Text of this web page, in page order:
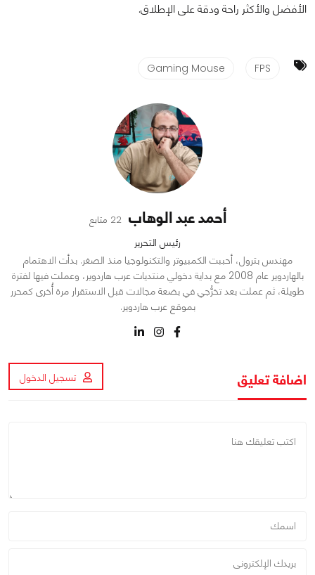
الأفضل والأكثر راحة ودقة على الإطلاق.
FPS
Gaming Mouse
أحمد عبد الوهاب 22 متابع
رئيس التحرير
مهندس بترول، أحببت الكمبيوتر والتكنولوجيا منذ الصغر. بدأت الاهتمام
بالهاردوير عام 2008 مع بداية دخولي منتديات عرب هاردوير، وعملت فيها لفترة
طويلة، ثم عملت بعد تخرُّجي في بضعة مجالات قبل الاستقرار مرة أُخرى كمحرر
بموقع عرب هاردوير.
اضافة تعليق تسجيل الدخول